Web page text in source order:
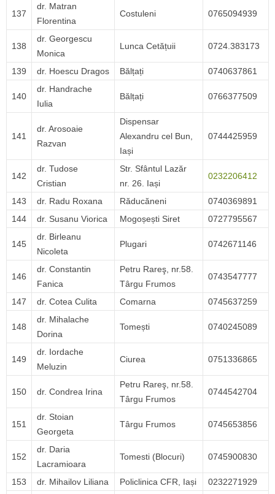
137
dr. Matran
Florentina
Costuleni 0765094939
138
dr. Georgescu
Monica
Lunca Cetățuii 0724.383173
139 dr. Hoescu Dragos Bălțați 0740637861
140
dr. Handrache
Iulia
Bălțați 0766377509
141
dr. Arosoaie
Razvan
Dispensar
Alexandru cel Bun,
Iași
0744425959
142
dr. Tudose
Cristian
Str. Sfântul Lazăr
nr. 26. Iași
0232206412
143 dr. Radu Roxana Răducăneni
0740369891
144
dr. Susanu Viorica Mogoșești Siret 0727795567
145
dr. Birleanu
Nicoleta
Plugari 0742671146
146
dr. Constantin
Fanica
Petru Rareş, nr.58.
Târgu Frumos
0743547777
147 dr. Cotea Culita Comarna 0745637259
148
dr. Mihalache
Dorina
Tomești 0740245089
149
dr. Iordache
Meluzin
Ciurea 0751336865
150 dr. Condrea Irina
Petru Rareş, nr.58.
Târgu Frumos
0744542704
151
dr. Stoian
Georgeta
Târgu Frumos 0745653856
152
dr. Daria
Lacramioara
Tomesti (Blocuri) 0745900830
153 dr. Mihailov Liliana Policlinica CFR, Iași 0232271929